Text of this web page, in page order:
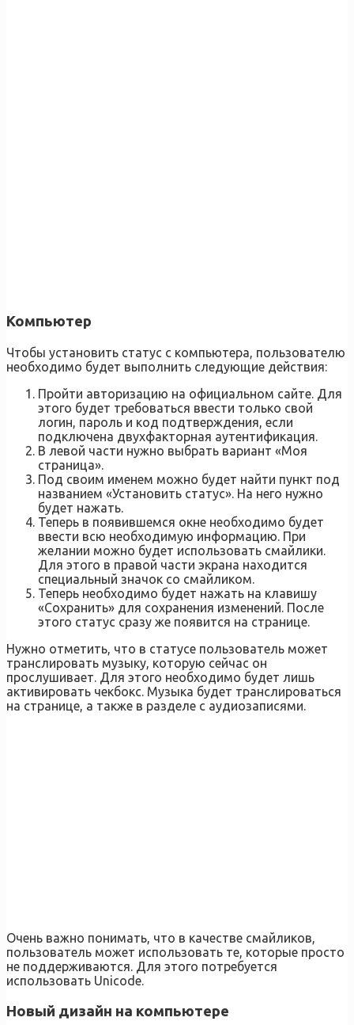
Компьютер
Чтобы установить статус с компьютера, пользователю
необходимо будет выполнить следующие действия:
Пройти авторизацию на официальном сайте. Для
этого будет требоваться ввести только свой
логин, пароль и код подтверждения, если
подключена двухфакторная аутентификация.
В левой части нужно выбрать вариант «Моя
страница».
Под своим именем можно будет найти пункт под
названием «Установить статус». На него нужно
будет нажать.
Теперь в появившемся окне необходимо будет
ввести всю необходимую информацию. При
желании можно будет использовать смайлики.
Для этого в правой части экрана находится
специальный значок со смайликом.
Теперь необходимо будет нажать на клавишу
«Сохранить» для сохранения изменений. После
этого статус сразу же появится на странице.
Нужно отметить, что в статусе пользователь может
транслировать музыку, которую сейчас он
прослушивает. Для этого необходимо будет лишь
активировать чекбокс. Музыка будет транслироваться
на странице, а также в разделе с аудиозаписями.
Очень важно понимать, что в качестве смайликов,
пользователь может использовать те, которые просто
не поддерживаются. Для этого потребуется
использовать Unicode.
Новый дизайн на компьютере